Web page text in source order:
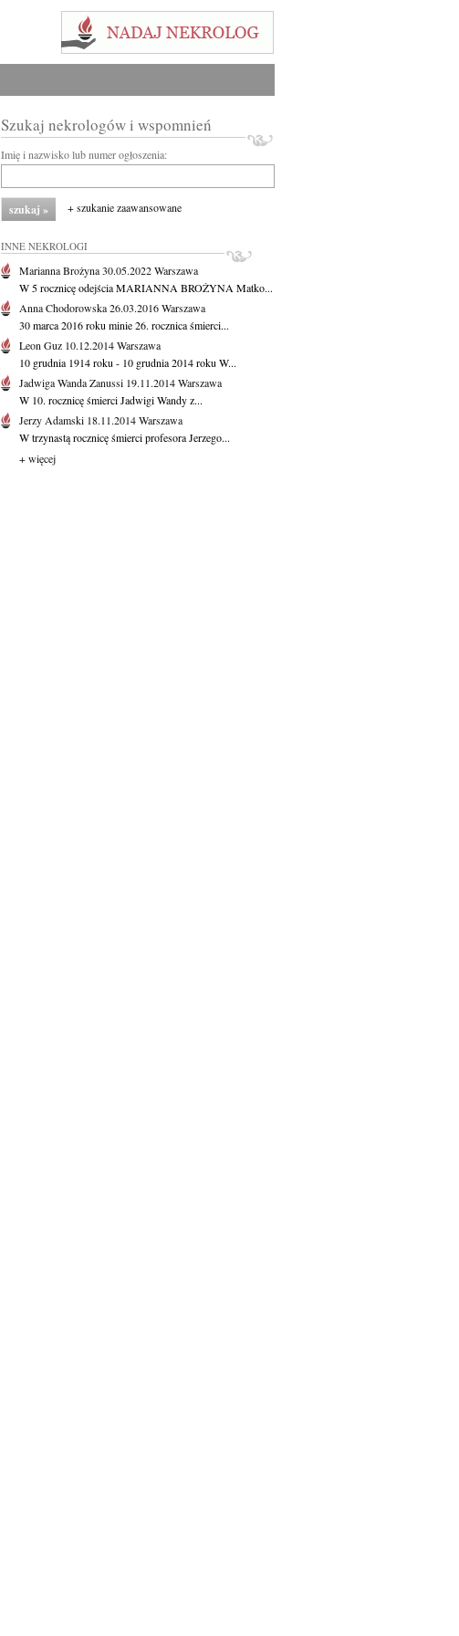
Szukaj nekrologów i wspomnień
Imię i nazwisko lub numer ogłoszenia:
+ szukanie zaawansowane
INNE NEKROLOGI
Marianna Brożyna30.05.2022Warszawa
W 5 rocznicę odejścia MARIANNA BROŻYNA Matko...
Anna Chodorowska26.03.2016Warszawa
30 marca 2016 roku minie 26. rocznica śmierci...
Leon Guz 10.12.2014Warszawa
10 grudnia 1914 roku - 10 grudnia 2014 roku W...
Jadwiga Wanda Zanussi 19.11.2014Warszawa
W 10. rocznicę śmierci Jadwigi Wandy z...
Jerzy Adamski 18.11.2014Warszawa
W trzynastą rocznicę śmierci profesora Jerzego...
+ więcej